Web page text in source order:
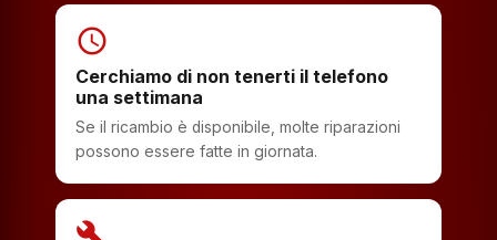
schedule
Cerchiamo di non tenerti il telefono
una settimana
Se il ricambio è disponibile, molte riparazioni
possono essere fatte in giornata.